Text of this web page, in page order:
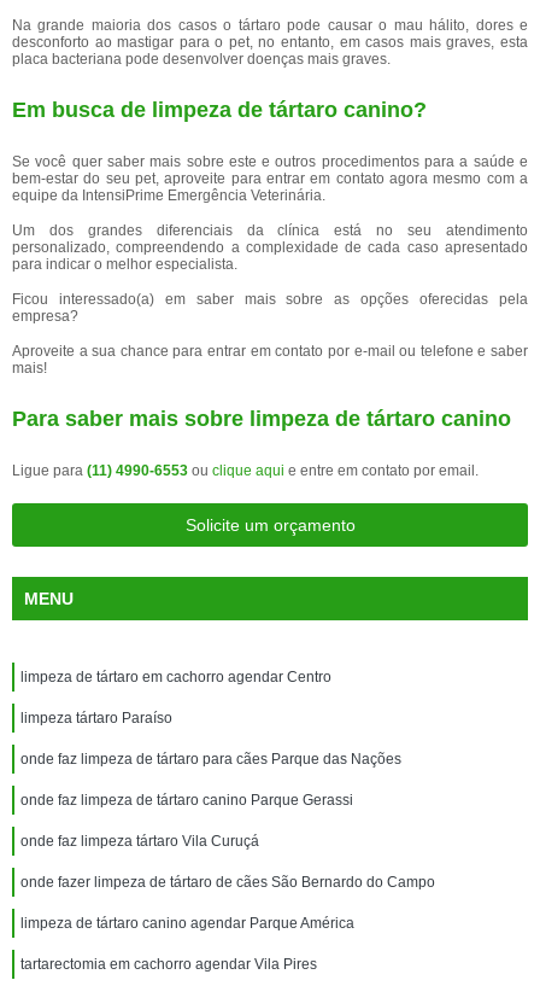
Na grande maioria dos casos o tártaro pode causar o mau hálito, dores e
desconforto ao mastigar para o pet, no entanto, em casos mais graves, esta
placa bacteriana pode desenvolver doenças mais graves.
Em busca de limpeza de tártaro canino?
Se você quer saber mais sobre este e outros procedimentos para a saúde e
bem-estar do seu pet, aproveite para entrar em contato agora mesmo com a
equipe da IntensiPrime Emergência Veterinária.
Um dos grandes diferenciais da clínica está no seu atendimento
personalizado, compreendendo a complexidade de cada caso apresentado
para indicar o melhor especialista.
Ficou interessado(a) em saber mais sobre as opções oferecidas pela
empresa?
Aproveite a sua chance para entrar em contato por e-mail ou telefone e saber
mais!
Para saber mais sobre limpeza de tártaro canino
Ligue para (11) 4990-6553 ou clique aqui e entre em contato por email.
Solicite um orçamento
MENU
limpeza de tártaro em cachorro agendar Centro
limpeza tártaro Paraíso
onde faz limpeza de tártaro para cães Parque das Nações
onde faz limpeza de tártaro canino Parque Gerassi
onde faz limpeza tártaro Vila Curuçá
onde fazer limpeza de tártaro de cães São Bernardo do Campo
limpeza de tártaro canino agendar Parque América
tartarectomia em cachorro agendar Vila Pires